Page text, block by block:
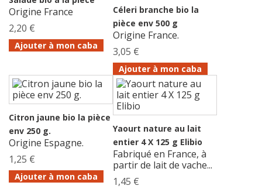
Origine France
2,20 €
Ajouter à mon caba
Céleri branche bio la
pièce env 500 g
Origine France.
3,05 €
Ajouter à mon caba
Citron jaune bio la pièce
env 250 g.
Origine Espagne.
1,25 €
Ajouter à mon caba
Yaourt nature au lait
entier 4 X 125 g Elibio
Fabriqué en France, à
partir de lait de vache...
1,45 €